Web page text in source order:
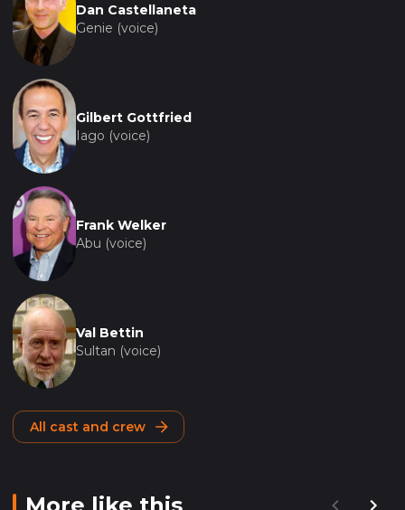
Dan Castellaneta
Genie (voice)
Gilbert Gottfried
Iago (voice)
Frank Welker
Abu (voice)
Val Bettin
Sultan (voice)
All cast and crew